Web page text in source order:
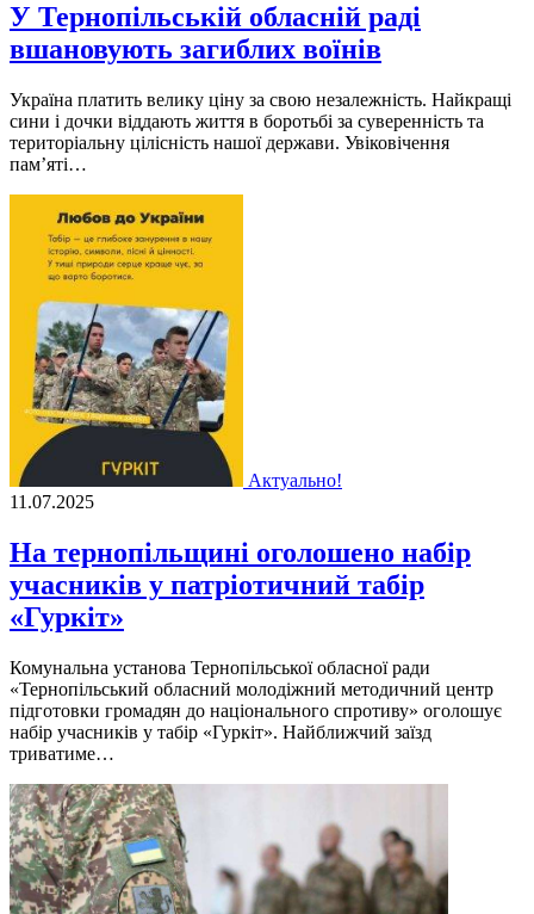
У Тернопільській обласній раді
вшановують загиблих воїнів
Україна платить велику ціну за свою незалежність. Найкращі
сини і дочки віддають життя в боротьбі за суверенність та
територіальну цілісність нашої держави. Увіковічення
пам’яті…
Актуально!
11.07.2025
На тернопільщині оголошено набір
учасників у патріотичний табір
«Гуркіт»
Комунальна установа Тернопільської обласної ради
«Тернопільський обласний молодіжний методичний центр
підготовки громадян до національного спротиву» оголошує
набір учасників у табір «Гуркіт». Найближчий заїзд
триватиме…